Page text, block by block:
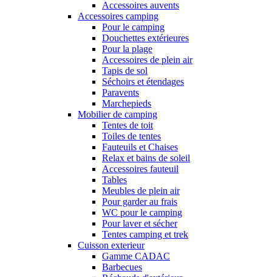
Accessoires auvents
Accessoires camping
Pour le camping
Douchettes extérieures
Pour la plage
Accessoires de plein air
Tapis de sol
Séchoirs et étendages
Paravents
Marchepieds
Mobilier de camping
Tentes de toit
Toiles de tentes
Fauteuils et Chaises
Relax et bains de soleil
Accessoires fauteuil
Tables
Meubles de plein air
Pour garder au frais
WC pour le camping
Pour laver et sécher
Tentes camping et trek
Cuisson exterieur
Gamme CADAC
Barbecues